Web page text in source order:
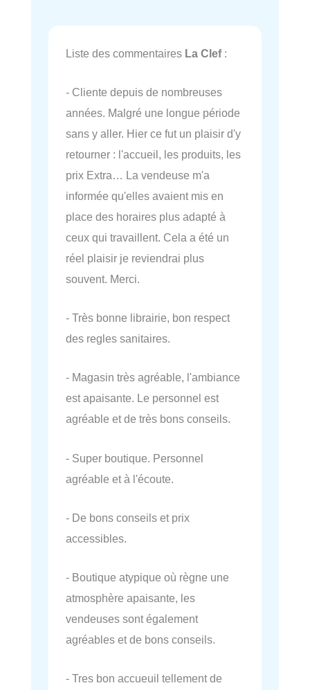
Liste des commentaires La Clef:
- Cliente depuis de nombreuses
années. Malgré une longue période
sans y aller. Hier ce fut un plaisir d'y
retourner : l'accueil, les produits, les
prix Extra… La vendeuse m'a
informée qu'elles avaient mis en
place des horaires plus adapté à
ceux qui travaillent. Cela a été un
réel plaisir je reviendrai plus
souvent. Merci.
- Très bonne librairie, bon respect
des regles sanitaires.
- Magasin très agréable, l'ambiance
est apaisante. Le personnel est
agréable et de très bons conseils.
- Super boutique. Personnel
agréable et à l'écoute.
- De bons conseils et prix
accessibles.
- Boutique atypique où règne une
atmosphère apaisante, les
vendeuses sont également
agréables et de bons conseils.
- Tres bon accueuil tellement de